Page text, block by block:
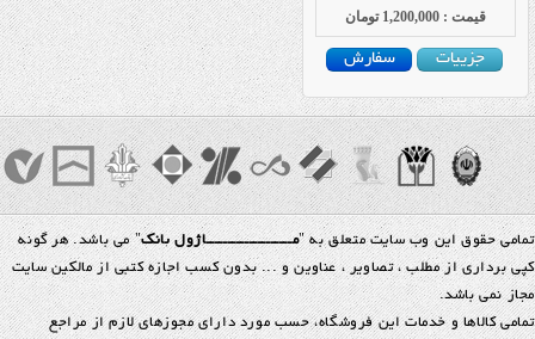
قیمت : 1,200,000 تومان
سفارش جزییات
تمامی حقوق این وب سایت متعلق به "مــــــــــــــــــــاژول بانک" می باشد. هر گونه
کپی برداری از مطلب ، تصاویر ، عناوین و ... بدون کسب اجازه کتبی از مالکین سایت
مجاز نمی باشد.
تمامي كالاها و خدمات اين فروشگاه، حسب مورد داراي مجوزهاي لازم از مراجع